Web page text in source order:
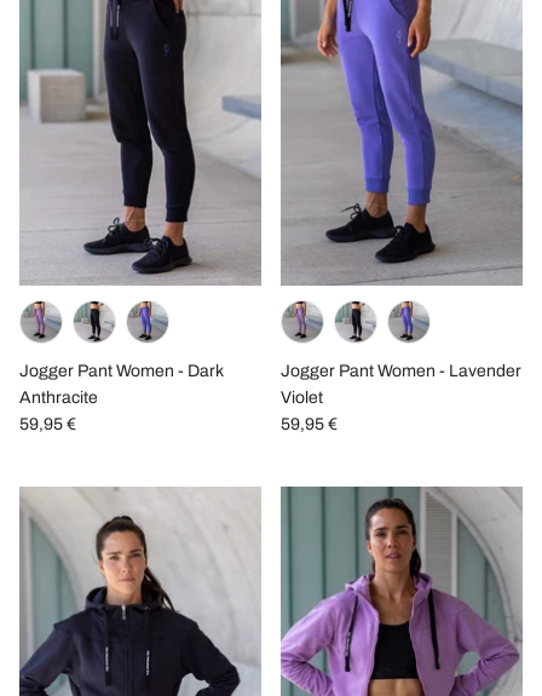
Jogger Pant Women - Dark
Anthracite
59,95 €
Jogger Pant Women - Lavender
Violet
59,95 €